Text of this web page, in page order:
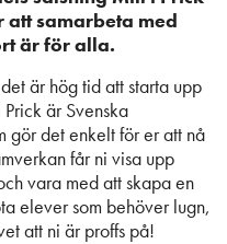
samarbeta med
är för alla.
är hög tid att starta upp
är Svenska
gör det enkelt för er att nå
får ni visa upp
vara med att skapa en
elever som behöver lugn,
att ni är proffs på!